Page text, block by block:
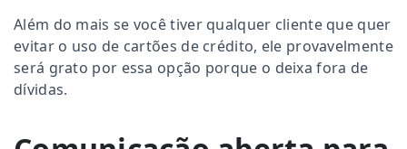
Além do mais se você tiver qualquer cliente que quer
evitar o uso de cartões de crédito, ele provavelmente
será grato por essa opção porque o deixa fora de
dívidas.